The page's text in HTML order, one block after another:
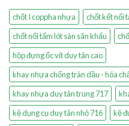
chốt I coppha nhựa
chốt kết nối
chốt nối tấm lót sàn sân khấu
hộp đựng ốc vít duy tân cao
khay nhựa chống tràn dầu - hóa
khay nhựa duy tân trung 717
kệ dụng cụ duy tân nhỏ 716
kệ